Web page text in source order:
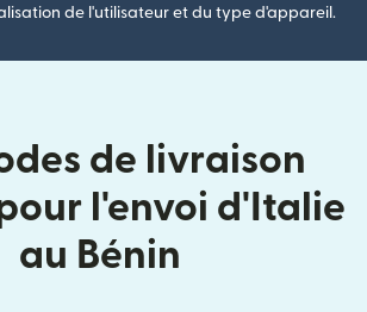
de l'utilisateur et du type d'appareil.
de livraison
l'envoi d'Italie
au Bénin